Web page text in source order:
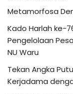
Metamorfosa
Kado Harlah ke-
Pengelolaan
NU Waru
Tekan Angka
Kerjadama